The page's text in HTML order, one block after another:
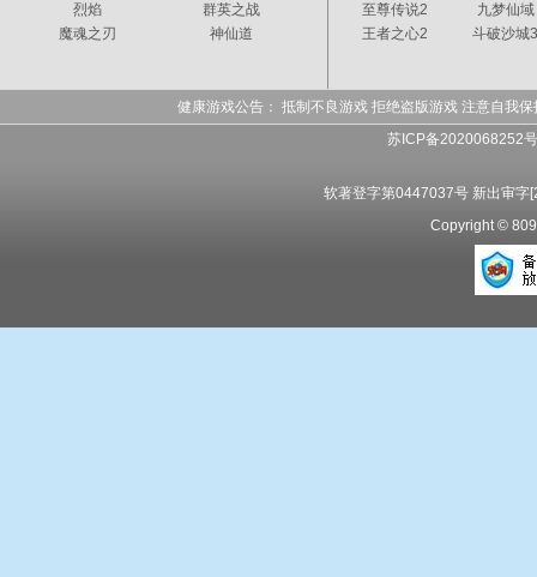
烈焰
群英之战
魔魂之刃
神仙道
至尊传说2
九梦仙域
王者之心2
斗破沙城
健康游戏公告： 抵制不良游戏 拒绝盗版游戏 注意自我
苏ICP备2020068252
软著登字第0447037号 新出审
Copyright ©